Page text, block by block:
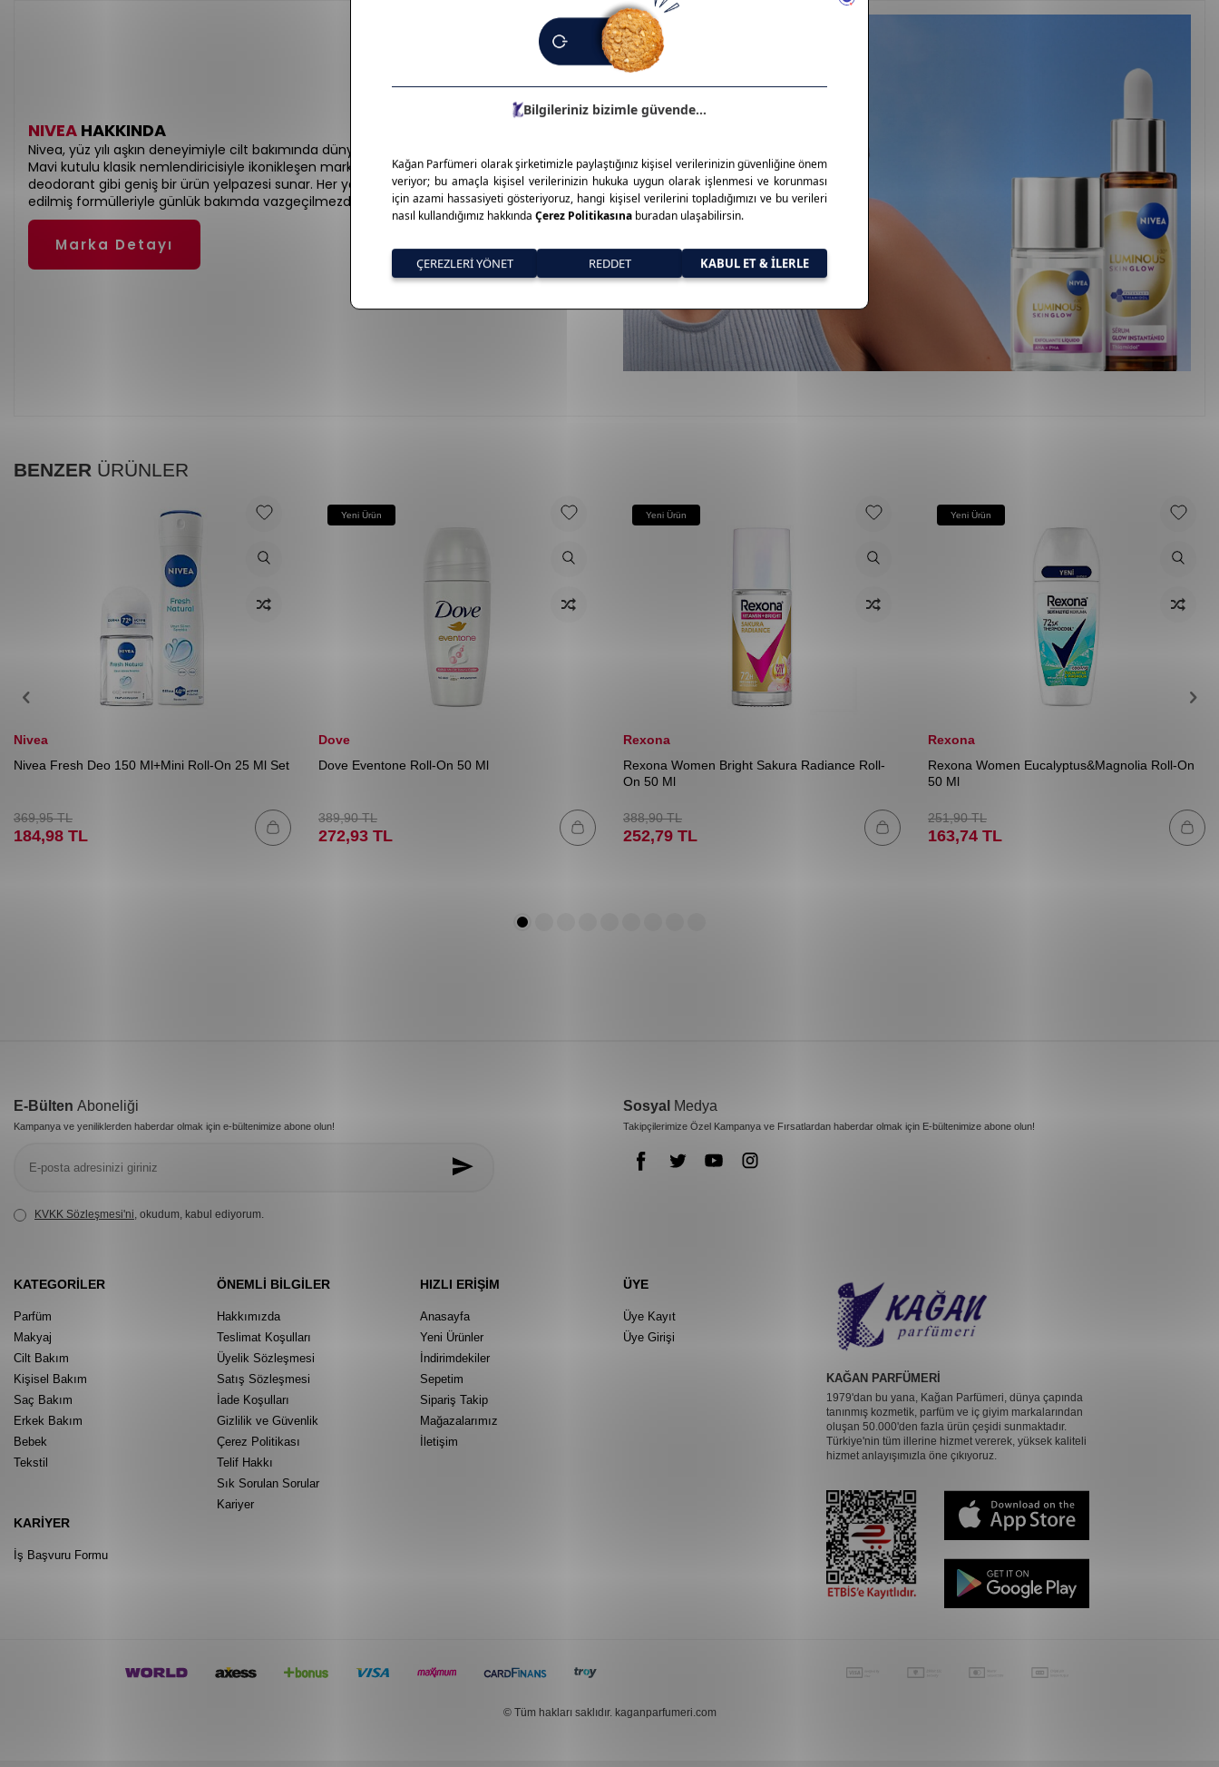
NIVEA HAKKINDA
Nivea, yüz yılı aşkın deneyimiyle cilt bakımında dünyanın en güvenilir markalarından biridir.
Mavi kutulu klasik nemlendiricisiyle ikonikleşen marka; losyon, krem, temizleyici ve
deodorant gibi geniş bir ürün yelpazesi sunar. Her yaşa uygun, dermatolojik olarak test
edilmiş formülleriyle günlük bakımda vazgeçilmezdir.
Marka Detayı
BENZER ÜRÜNLER
Nivea
Nivea Fresh Deo 150 Ml+Mini Roll-On 25 Ml Set
369,95TL
184,98 TL
Yeni Ürün
Dove
Dove Eventone Roll-On 50 Ml
389,90TL
272,93 TL
Yeni Ürün
Rexona
Rexona Women Bright Sakura Radiance Roll-
On 50 Ml
388,90TL
252,79 TL
Yeni Ürün
Rexona
Rexona Women Eucalyptus&Magnolia Roll-On
50 Ml
251,90TL
163,74 TL
E-Bülten Aboneliği
Kampanya ve yeniliklerden haberdar olmak için e-bültenimize abone olun!
KVKK Sözleşmesi'ni , okudum, kabul ediyorum.
Sosyal Medya
Takipçilerimize Özel Kampanya ve Fırsatlardan haberdar olmak için E-bültenimize abone olun!
KATEGORILER
Parfüm
Makyaj
Cilt Bakım
Kişisel Bakım
Saç Bakım
Erkek Bakım
Bebek
Tekstil
ÖNEMLI BILGILER
Hakkımızda
Teslimat Koşulları
Üyelik Sözleşmesi
Satış Sözleşmesi
İade Koşulları
Gizlilik ve Güvenlik
Çerez Politikası
Telif Hakkı
Sık Sorulan Sorular
Kariyer
HIZLI ERIŞIM
Anasayfa
Yeni Ürünler
İndirimdekiler
Sepetim
Sipariş Takip
Mağazalarımız
İletişim
ÜYE
Üye Kayıt
Üye Girişi
KARIYER
İş Başvuru Formu
KAĞAN PARFÜMERİ
1979'dan bu yana, Kağan Parfümeri, dünya çapında
tanınmış kozmetik, parfüm ve iç giyim markalarından
oluşan 50.000'den fazla ürün çeşidi sunmaktadır.
Türkiye'nin tüm illerine hizmet vererek, yüksek kaliteli
hizmet anlayışımızla öne çıkıyoruz.
© Tüm hakları saklıdır. kaganparfumeri.com